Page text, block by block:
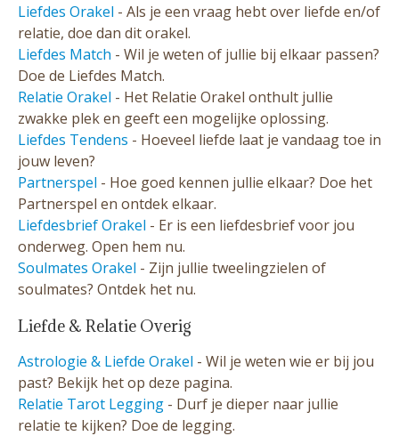
Liefdes Orakel - Als je een vraag hebt over liefde en/of
relatie, doe dan dit orakel.
Liefdes Match - Wil je weten of jullie bij elkaar passen?
Doe de Liefdes Match.
Relatie Orakel - Het Relatie Orakel onthult jullie
zwakke plek en geeft een mogelijke oplossing.
Liefdes Tendens - Hoeveel liefde laat je vandaag toe in
jouw leven?
Partnerspel - Hoe goed kennen jullie elkaar? Doe het
Partnerspel en ontdek elkaar.
Liefdesbrief Orakel - Er is een liefdesbrief voor jou
onderweg. Open hem nu.
Soulmates Orakel - Zijn jullie tweelingzielen of
soulmates? Ontdek het nu.
Liefde & Relatie Overig
Astrologie & Liefde Orakel - Wil je weten wie er bij jou
past? Bekijk het op deze pagina.
Relatie Tarot Legging - Durf je dieper naar jullie
relatie te kijken? Doe de legging.